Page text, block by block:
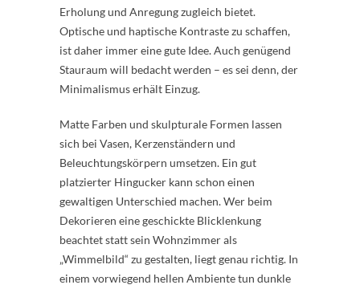
Erholung und Anregung zugleich bietet.
Optische und haptische Kontraste zu schaffen,
ist daher immer eine gute Idee. Auch genügend
Stauraum will bedacht werden – es sei denn, der
Minimalismus erhält Einzug.
Matte Farben und skulpturale Formen lassen
sich bei Vasen, Kerzenständern und
Beleuchtungskörpern umsetzen. Ein gut
platzierter Hingucker kann schon einen
gewaltigen Unterschied machen. Wer beim
Dekorieren eine geschickte Blicklenkung
beachtet statt sein Wohnzimmer als
„Wimmelbild“ zu gestalten, liegt genau richtig. In
einem vorwiegend hellen Ambiente tun dunkle